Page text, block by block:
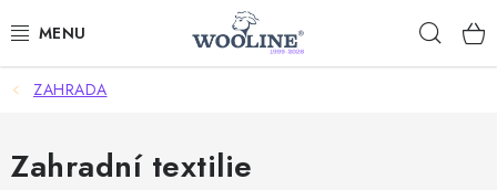
na
AKCE %
DÁRKOVÉ POUKAZY
ZAHRADA
Zahradní textilie